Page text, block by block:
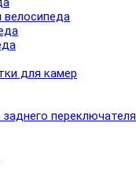
для камер
переключателя